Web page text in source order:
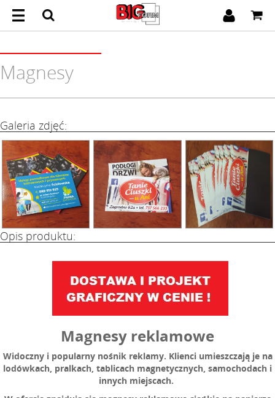
Magnesy
Galeria zdjęć:
Opis produktu:
Magnesy reklamowe
Widoczny i popularny nośnik reklamy. Klienci umieszczają je na
lodówkach, pralkach, tablicach magnetycznych, samochodach i
innych miejscach.